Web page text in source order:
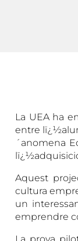
La UEA ha
entre
´anomena
Aquest
cultura
un
emprendre